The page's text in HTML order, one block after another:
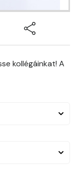
kollégáinkat! A